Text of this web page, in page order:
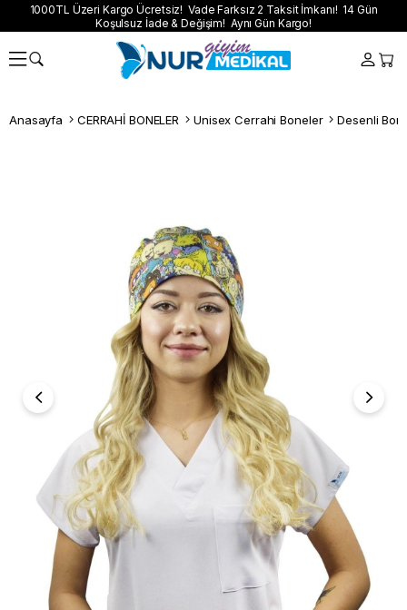
1000TL Üzeri Kargo Ücretsiz! Vade Farksız 2 Taksit İmkanı! 14 Gün
Koşulsuz İade & Değişim! Aynı Gün Kargo!
Anasayfa CERRAHİ BONELER Unisex Cerrahi Boneler Desenli